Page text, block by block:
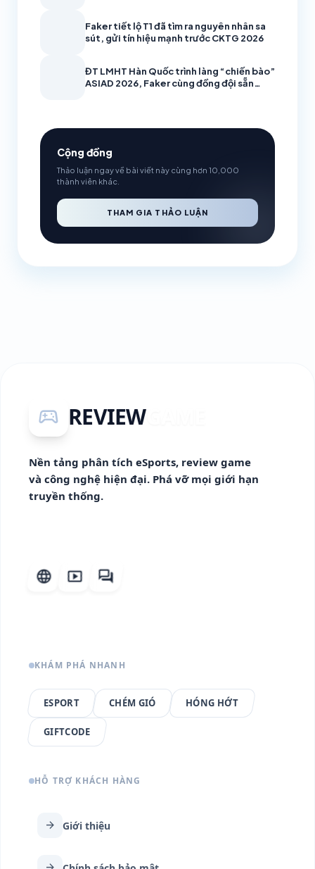
Faker tiết lộ T1 đã tìm ra nguyên nhân sa
sút, gửi tín hiệu mạnh trước CKTG 2026
ĐT LMHT Hàn Quốc trình làng “chiến bào”
ASIAD 2026, Faker cùng đồng đội sẵn
Cộng đồng
Thảo luận ngay về bài viết này cùng hơn 10,000
thành viên khác.
THAM GIA THẢO LUẬN
sports_esports REVIEWGAME
Nền tảng phân tích eSports, review game
và công nghệ hiện đại. Phá vỡ mọi giới hạn
truyền thống.
language smart_display forum
KHÁM PHÁ NHANH
ESPORT CHÉM GIÓ HÓNG HỚT
GIFTCODE
HỖ TRỢ KHÁCH HÀNG
arrow_forward Giới thiệu